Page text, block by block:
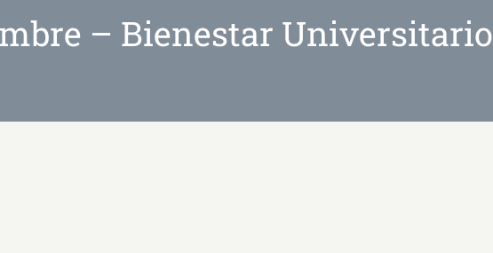
– Bienestar Universitario